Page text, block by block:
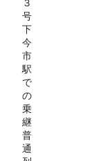
３
号
下
今
市
駅
で
の
乗
継
普
通